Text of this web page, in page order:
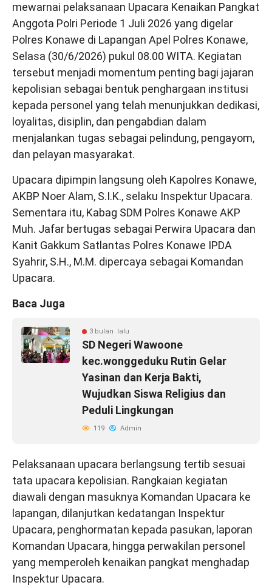
mewarnai pelaksanaan Upacara Kenaikan Pangkat
Anggota Polri Periode 1 Juli 2026 yang digelar
Polres Konawe di Lapangan Apel Polres Konawe,
Selasa (30/6/2026) pukul 08.00 WITA. Kegiatan
tersebut menjadi momentum penting bagi jajaran
kepolisian sebagai bentuk penghargaan institusi
kepada personel yang telah menunjukkan dedikasi,
loyalitas, disiplin, dan pengabdian dalam
menjalankan tugas sebagai pelindung, pengayom,
dan pelayan masyarakat.
Upacara dipimpin langsung oleh Kapolres Konawe,
AKBP Noer Alam, S.I.K., selaku Inspektur Upacara.
Sementara itu, Kabag SDM Polres Konawe AKP
Muh. Jafar bertugas sebagai Perwira Upacara dan
Kanit Gakkum Satlantas Polres Konawe IPDA
Syahrir, S.H., M.M. dipercaya sebagai Komandan
Upacara.
Baca Juga
3 bulan lalu
SD Negeri Wawoone
kec.wonggeduku Rutin Gelar
Yasinan dan Kerja Bakti,
Wujudkan Siswa Religius dan
Peduli Lingkungan
119 Admin
Pelaksanaan upacara berlangsung tertib sesuai
tata upacara kepolisian. Rangkaian kegiatan
diawali dengan masuknya Komandan Upacara ke
lapangan, dilanjutkan kedatangan Inspektur
Upacara, penghormatan kepada pasukan, laporan
Komandan Upacara, hingga perwakilan personel
yang memperoleh kenaikan pangkat menghadap
Inspektur Upacara.